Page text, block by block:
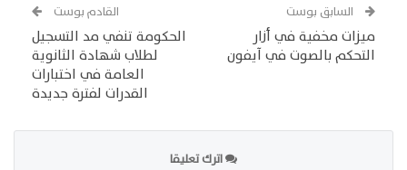
السابق بوست
ميزات مخفية في أزار
التحكم بالصوت في آيفون
القادم بوست
الحكومة تنفي مد التسجيل
لطلاب شهادة الثانوية
العامة في اختبارات
القدرات لفترة جديدة
اترك تعليقا